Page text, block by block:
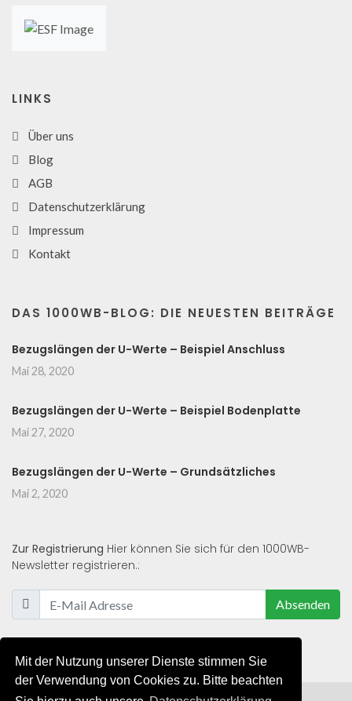
Mit der Nutzung unserer Dienste stimmen Sie
der Verwendung von Cookies zu. Bitte beachten
LINKS
Über uns
Blog
AGB
Datenschutzerklärung
Impressum
Kontakt
DAS 1000WB-BLOG: DIE NEUESTEN BEITRÄGE
Bezugslängen der U-Werte – Beispiel Anschluss
Mai 28, 2020
Bezugslängen der U-Werte – Beispiel Bodenplatte
Mai 27, 2020
Bezugslängen der U-Werte – Grundsätzliches
Mai 2, 2020
Zur Registrierung Hier können Sie sich für den 1000WB-
Newsletter registrieren.:
Absenden